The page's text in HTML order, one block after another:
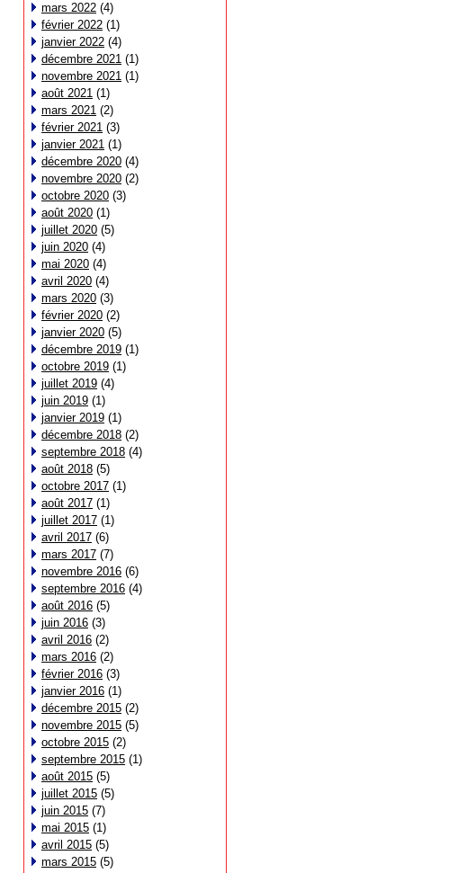
mars 2022 (4)
février 2022 (1)
janvier 2022 (4)
décembre 2021 (1)
novembre 2021 (1)
août 2021 (1)
mars 2021 (2)
février 2021 (3)
janvier 2021 (1)
décembre 2020 (4)
novembre 2020 (2)
octobre 2020 (3)
août 2020 (1)
juillet 2020 (5)
juin 2020 (4)
mai 2020 (4)
avril 2020 (4)
mars 2020 (3)
février 2020 (2)
janvier 2020 (5)
décembre 2019 (1)
octobre 2019 (1)
juillet 2019 (4)
juin 2019 (1)
janvier 2019 (1)
décembre 2018 (2)
septembre 2018 (4)
août 2018 (5)
octobre 2017 (1)
août 2017 (1)
juillet 2017 (1)
avril 2017 (6)
mars 2017 (7)
novembre 2016 (6)
septembre 2016 (4)
août 2016 (5)
juin 2016 (3)
avril 2016 (2)
mars 2016 (2)
février 2016 (3)
janvier 2016 (1)
décembre 2015 (2)
novembre 2015 (5)
octobre 2015 (2)
septembre 2015 (1)
août 2015 (5)
juillet 2015 (5)
juin 2015 (7)
mai 2015 (1)
avril 2015 (5)
mars 2015 (5)